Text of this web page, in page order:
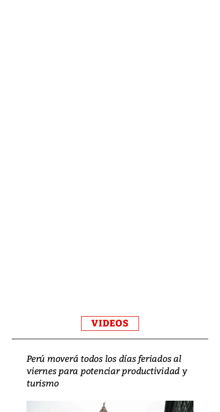
VIDEOS
Perú moverá todos los días feriados al
viernes para potenciar productividad y
turismo